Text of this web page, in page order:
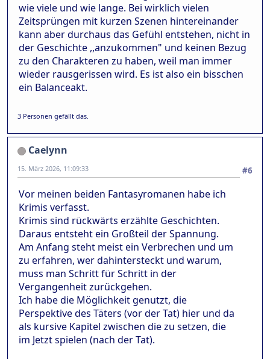
wie viele und wie lange. Bei wirklich vielen
Zeitsprüngen mit kurzen Szenen hintereinander
kann aber durchaus das Gefühl entstehen, nicht in
der Geschichte ,,anzukommen" und keinen Bezug
zu den Charakteren zu haben, weil man immer
wieder rausgerissen wird. Es ist also ein bisschen
ein Balanceakt.
3 Personen gefällt das.
Caelynn
#6
15. März 2026, 11:09:33
Vor meinen beiden Fantasyromanen habe ich
Krimis verfasst.
Krimis sind rückwärts erzählte Geschichten.
Daraus entsteht ein Großteil der Spannung.
Am Anfang steht meist ein Verbrechen und um
zu erfahren, wer dahintersteckt und warum,
muss man Schritt für Schritt in der
Vergangenheit zurückgehen.
Ich habe die Möglichkeit genutzt, die
Perspektive des Täters (vor der Tat) hier und da
als kursive Kapitel zwischen die zu setzen, die
im Jetzt spielen (nach der Tat).